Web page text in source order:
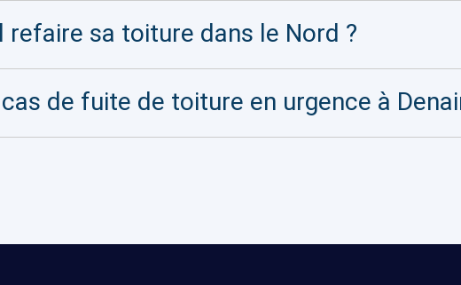
refaire sa toiture dans le Nord ?
de fuite de toiture en urgence à